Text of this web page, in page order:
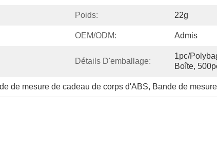
Poids: 22g
OEM/ODM: Admis
Détails D'emballage:
1pc/
Boîte,
de mesure de cadeau de corps d'ABS, Bande de